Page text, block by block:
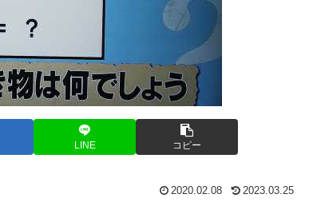
LINE コピー
2020.02.08 2023.03.25